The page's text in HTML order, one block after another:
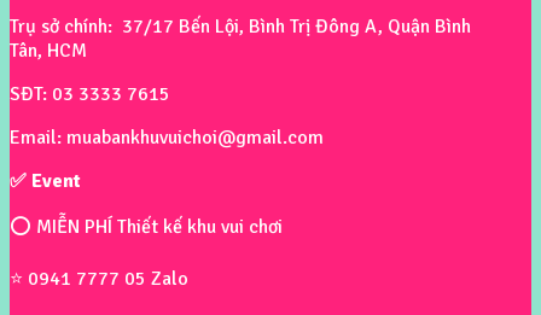
Trụ sở chính: 37/17 Bến Lội, Bình Trị Đông A, Quận Bình
Tân, HCM
SĐT: 03 3333 7615
Email: muabankhuvuichoi@gmail.com
✅ Event
⭕ MIỄN PHÍ Thiết kế khu vui chơi
⭐ 0941 7777 05 Zalo